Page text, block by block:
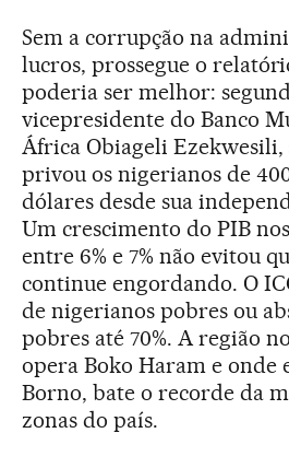
Sem a corrupção na
lucros, prossegue o
poderia ser melhor:
vicepresidente do Banco
África Obiageli Ezekwesili,
privou os nigerianos de
dólares desde sua
Um crescimento do PIB
entre 6% e 7% não evitou
continue engordando. O
de nigerianos pobres ou
pobres até 70%. A região
opera Boko Haram e onde
Borno, bate o recorde da
zonas do país.